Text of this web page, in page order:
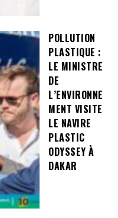
POLLUTION
PLASTIQUE :
LE MINISTRE
DE
L’ENVIRONNE
MENT VISITE
LE NAVIRE
PLASTIC
ODYSSEY À
DAKAR